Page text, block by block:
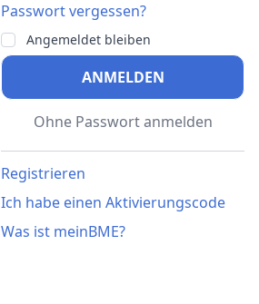
Passwort vergessen?
Angemeldet bleiben
ANMELDEN
Ohne Passwort anmelden
Registrieren
Ich habe einen Aktivierungscode
Was ist meinBME?